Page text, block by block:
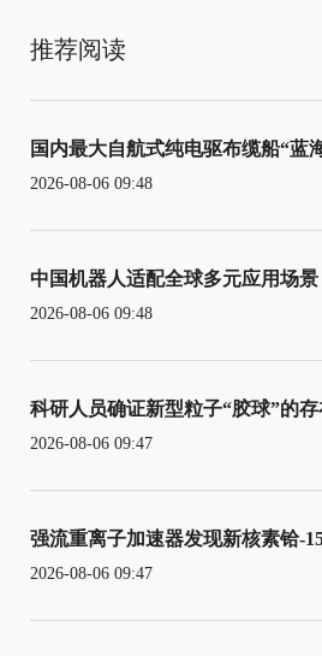
推荐阅读
国内最大自航式纯电驱布缆船“蓝
2026-08-06 09:48
中国机器人适配全球多元应用场景
2026-08-06 09:48
科研人员确证新型粒子“胶球”的存
2026-08-06 09:47
强流重离子加速器发现新核素铪-
2026-08-06 09:47